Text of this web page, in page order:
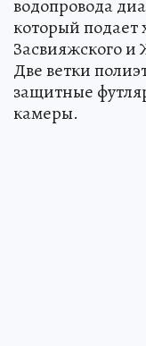
водопровода
который подает
Засвияжского
Две ветки
защитные
камеры.